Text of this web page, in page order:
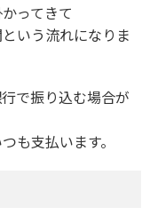
ってきて
いう流れになりま
で振り込む場合が
も支払います。